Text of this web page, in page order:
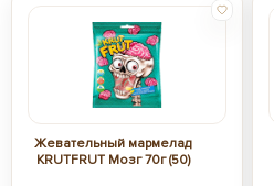
Жевательный мармелад
KRUTFRUT Мозг 70г (50)